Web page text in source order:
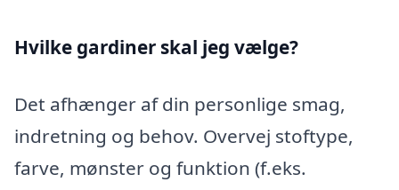
Hvilke gardiner skal jeg vælge?
Det afhænger af din personlige smag,
indretning og behov. Overvej stoftype,
farve, mønster og funktion (f.eks.